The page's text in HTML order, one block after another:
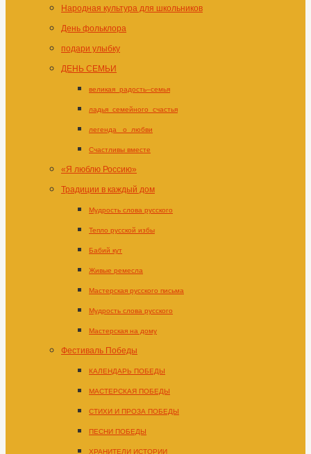
Народная культура для школьников
День фольклора
подари улыбку
ДЕНЬ СЕМЬИ
великая_радость–семья
ладья_семейного_счастья
легенда _о_любви
Счастливы вместе
«Я люблю Россию»
Традиции в каждый дом
Мудрость слова русского
Тепло русской избы
Бабий кут
Живые ремесла
Мастерская русского письма
Мудрость слова русского
Мастерская на дому
Фестиваль Победы
КАЛЕНДАРЬ ПОБЕДЫ
МАСТЕРСКАЯ ПОБЕДЫ
СТИХИ И ПРОЗА ПОБЕДЫ
ПЕСНИ ПОБЕДЫ
ХРАНИТЕЛИ ИСТОРИИ